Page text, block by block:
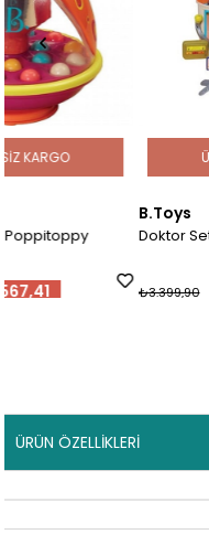
Doktor Seti - 12 Parça
₺3.229,91
₺3.399,90
ÜCRETSIZ KARGO
ÜRÜN ÖZELLIKLERI